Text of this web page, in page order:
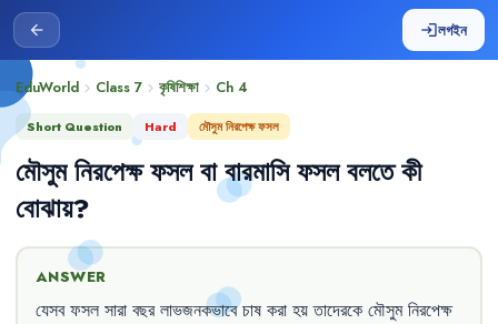
arrow_back loginলগইন
EduWorld chevron_right Class 7 chevron_right কৃষিশিক্ষা chevron_right Ch 4
Short Question Hard মৌসুম নিরপেক্ষ ফসল
মৌসুম নিরপেক্ষ ফসল বা বারমাসি ফসল বলতে কী
বোঝায়?
ANSWER
যেসব ফসল সারা বছর লাভজনকভাবে চাষ করা হয় তাদেরকে মৌসুম নিরপেক্ষ